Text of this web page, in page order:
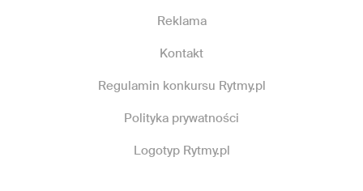
Reklama
Kontakt
Regulamin konkursu Rytmy.pl
Polityka prywatności
Logotyp Rytmy.pl